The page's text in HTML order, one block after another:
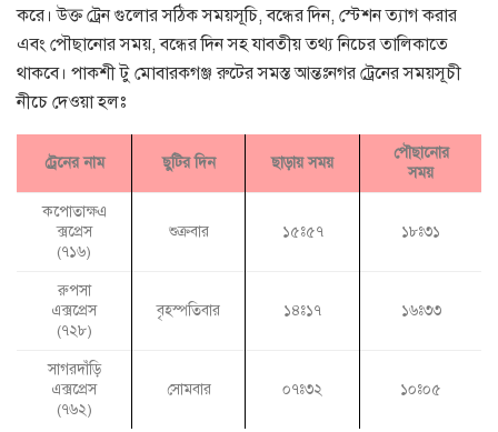
করে। উক্ত ট্রেন গুলোর সঠিক সময়সূচি, বন্ধের দিন, স্টেশন ত্যাগ করার
এবং পৌছানোর সময়, বন্ধের দিন সহ যাবতীয় তথ্য নিচের তালিকাতে
থাকবে। পাকশী টু মোবারকগঞ্জ রুটের সমস্ত আন্তঃনগর ট্রেনের সময়সূচী
নীচে দেওয়া হলঃ
ট্রেনের নাম ছুটির দিন ছাড়ায় সময়
পৌছানোর
সময়
কপোতাক্ষএ
ক্সপ্রেস
(৭১৬)
শুক্রবার ১৫ঃ৫৭ ১৮ঃ৩১
রুপসা
এক্সপ্রেস
(৭২৮)
বৃহস্পতিবার ১৪ঃ১৭ ১৬ঃ৩৩
সাগরদাঁড়ি
এক্সপ্রেস
(৭৬২)
সোমবার ০৭ঃ৩২ ১০ঃ০৫